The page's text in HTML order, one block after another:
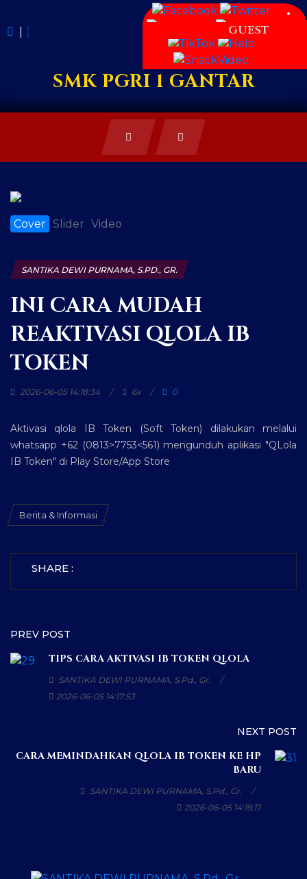
| GUEST
SMK PGRI 1 GANTAR
Cover Slider Video
SANTIKA DEWI PURNAMA, S.PD., GR.
INI CARA MUDAH
REAKTIVASI QLOLA IB
TOKEN
2026-06-05 14:18:34 6x 0
Aktivasi qlola IB Token (Soft Token) dilakukan melalui
whatsapp +62 (0813>7753<561) mengunduh aplikasi "QLola
IB Token" di Play Store/App Store
Berita & Informasi
SHARE :
PREV POST
TIPS CARA AKTIVASI IB TOKEN QLOLA
SANTIKA DEWI PURNAMA, S.Pd., Gr.
2026-06-05 14:17:53
NEXT POST
CARA MEMINDAHKAN QLOLA IB TOKEN KE HP
BARU
SANTIKA DEWI PURNAMA, S.Pd., Gr.
2026-06-05 14:19:17